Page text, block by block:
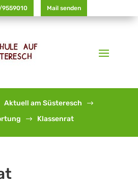
9559010 Mail senden
Aktuell am Süsteresch $
$ Klassenrat